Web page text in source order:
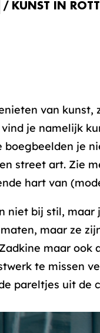
KUNST IN
van kunst,
je namelijk
boegbeelden je
street art. Zie
hart van
niet bij stil,
maar ze
maar ook
te missen
pareltjes uit de